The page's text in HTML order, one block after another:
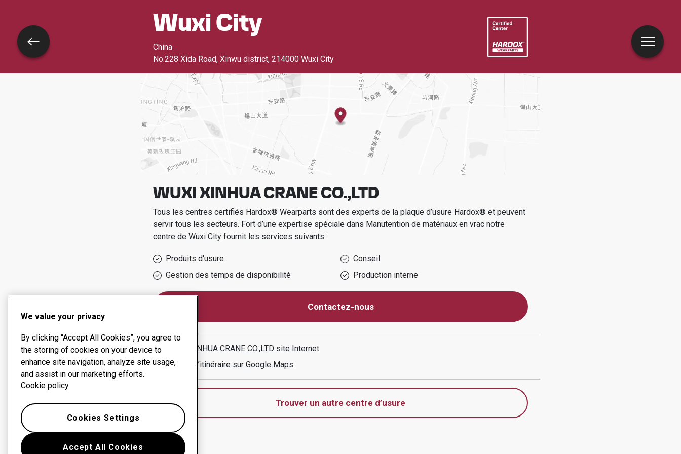
Wuxi City
China
No.228 Xida Road, Xinwu district, 214000 Wuxi City
WUXI XINHUA CRANE CO.,LTD
Tous les centres certifiés Hardox® Wearparts sont des experts de la plaque d’usure Hardox® et peuvent
servir tous les secteurs. Fort d’une expertise spéciale dans Manutention de matériaux en vrac notre
centre de Wuxi Cityfournit les services suivants :
Produits d'usure
Conseil
Gestion des temps de disponibilité
Production interne
Contactez-nous
WUXI XINHUA CRANE CO.,LTD site Internet
Afficher l’itinéraire sur Google Maps
Trouver un autre centre d’usure
Retour
We value your privacy
By clicking “Accept All Cookies”, you agree to
the storing of cookies on your device to
enhance site navigation, analyze site usage,
and assist in our marketing efforts.
Cookie policy
Accept All Cookies
Cookies Settings